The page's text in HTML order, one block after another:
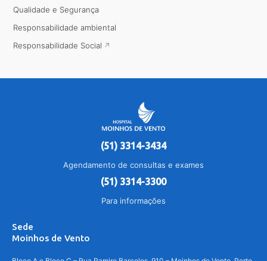
Qualidade e Segurança
Responsabilidade ambiental
Responsabilidade Social
(51) 3314-3434
Agendamento de consultas e exames
(51) 3314-3300
Para informações
Sede
Moinhos de Vento